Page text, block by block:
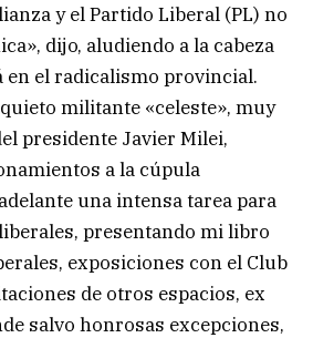
y el Partido Liberal (PL) no
dijo, aludiendo a la cabeza
en el radicalismo provincial.
militante «celeste», muy
presidente Javier Milei,
a la cúpula
una intensa tarea para
presentando mi libro
exposiciones con el Club
de otros espacios, ex
salvo honrosas excepciones,